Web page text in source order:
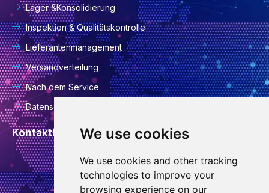
We use cookies
We use cookies and other tracking
technologies to improve your
browsing experience on our
Lager &Konsolidierung
Inspektion & Qualitätskontrolle
Lieferantenmanagement
Versandverteilung
Nach dem Service
Datenschutzrichtlinie
Kontaktinformationen
info@goodcansourcing.com